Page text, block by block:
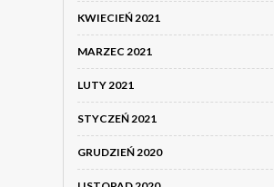
KWIECIEŃ 2021
MARZEC 2021
LUTY 2021
STYCZEŃ 2021
GRUDZIEŃ 2020